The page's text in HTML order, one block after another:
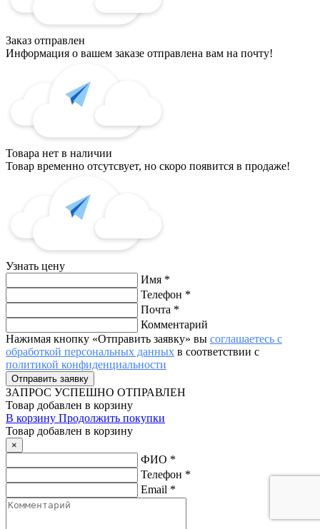
Заказ отправлен
Информация о вашем заказе отправлена вам на почту!
Товара нет в наличии
Товар временно отсутсвует, но скоро появится в продаже!
Узнать цену
Имя *
Телефон *
Почта *
Комментарий
Нажимая кнопку «Отправить заявку» вы соглашаетесь с
обработкой персональных данных в соответствии с
политикой конфиденциальности
ЗАПРОС УСПЕШНО ОТПРАВЛЕН
Товар добавлен в корзину
В корзину Продолжить покупки
Товар добавлен в корзину
×
ФИО *
Телефон *
Email *